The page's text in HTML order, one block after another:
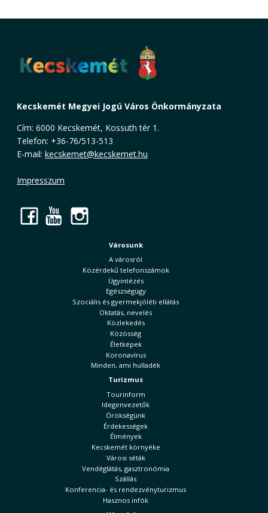
Kecskemét Megyei Jogú Város Önkormányzata
Cím: 6000 Kecskemét, Kossuth tér 1.
Telefon: +36-76/513-513
E-mail: kecskemet@kecskemet.hu
Impresszum
Facebook
YouTube
Városunk
A városról
Közérdekű telefonszámok
Ügyintézés
Egészségügy
Szociális és gyermekjóléti ellátás
Oktatás, nevelés
Közlekedés
Közösség
Életképek
Koronavírus
Minden, ami hulladék
Turizmus
Tourinform
Idegenvezetők
Örökségünk
Érdekességek
Élmények
Kecskemét környéke
Városi séták
Vendéglátás, gasztronómia
Szállás
Konferencia- és rendezvényturizmus
Hasznos infók